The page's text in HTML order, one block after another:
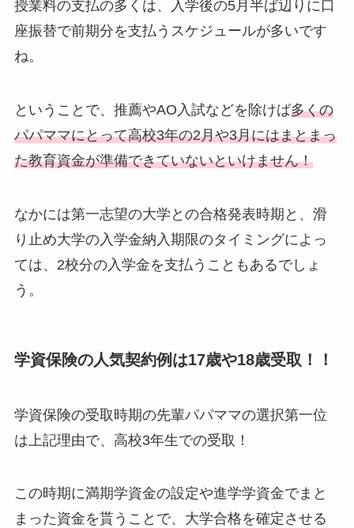
授業料の支払の多くは、入学後の5月半ば辺りに口
座振替で前期分を支払うスケジュールが多いです
ね。
ということで、推薦やAO入試などを除けば多くの
パパママにとって高校3年の2月や3月にはまとまっ
た教育資金が準備できていないといけません！
なかには第一志望の大学との合格発表時期と、滑
り止め大学の入学金納入期限のタイミングによっ
ては、2校分の入学金を支払うこともあるでしょ
う。
学資保険の人気契約例は17歳や18歳受取！！
学資保険の受取時期の先輩パパママの選択第一位
は上記理由で、高校3年生での受取！
この時期に満期学資金の設定や進学学資金でまと
まった資金を貰うことで、大学合格を確定させる